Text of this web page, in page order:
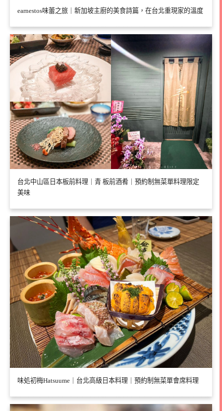
earnestos味蕾之旅｜新加坡主廚的美食詩篇，在台北重現家的溫度
台北中山區日本板前料理｜青 板前酒肴｜預約制無菜單料理限定
美味
味処初梅Hatsuume｜台北高級日本料理｜預約制無菜單會席料理